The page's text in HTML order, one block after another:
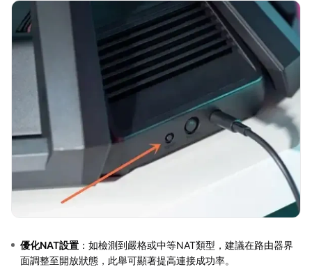
優化NAT設置 ：如檢測到嚴格或中等NAT類型，建議在路由器界
面調整至開放狀態，此舉可顯著提高連接成功率。